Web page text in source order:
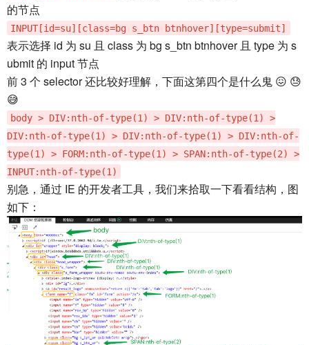
的节点
INPUT[id=su][class=bg s_btn btnhover][type=submit]
表示选择 id 为 su 且 class 为 bg s_btn btnhover 且 type 为 s
ubmit 的 input 节点
前 3 个 selector 还比较好理解，下面这第四个是什么鬼 😖 😓
😅
body > DIV:nth-of-type(1) > DIV:nth-of-type(1) >
DIV:nth-of-type(1) > DIV:nth-of-type(1) > DIV:nth-of-
type(1) > FORM:nth-of-type(1) > SPAN:nth-of-type(2) >
INPUT:nth-of-type(1)
别急，通过 IE 的开发者工具，我们来拾取一下看看结构，图
如下：